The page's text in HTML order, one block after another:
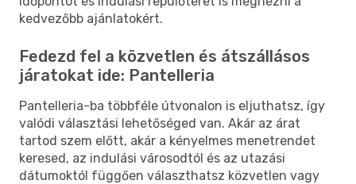
kedvezőbb ajánlatokért.
Fedezd fel a közvetlen és átszállásos
járatokat ide: Pantelleria
Pantelleria-ba többféle útvonalon is eljuthatsz, így
valódi választási lehetőséged van. Akár az árat
tartod szem előtt, akár a kényelmes menetrendet
keresed, az indulási városodtól és az utazási
dátumoktól függően választhatsz közvetlen vagy